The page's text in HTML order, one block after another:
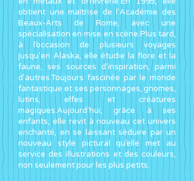
obtient une maîtrise de l'Académie des
Beaux-Arts de Rome, avec une
spécialisation en mise en scène.Plus tard,
à l’occasion de plusieurs voyages
jusqu'en Alaska, elle étudie la flore et la
faune, ses sources d'inspiration, parmi
d’autres.Toujours fascinée par le monde
fantastique et ses personnages, gnomes,
lutins, elfes et créatures
magiques.Aujourd'hui, grâce à ses
enfants, elle revit à nouveau cet univers
enchanté, en se laissant séduire par un
nouveau style pictural qu’elle met au
service des illustrations et des couleurs,
non seulement pour les plus petits.